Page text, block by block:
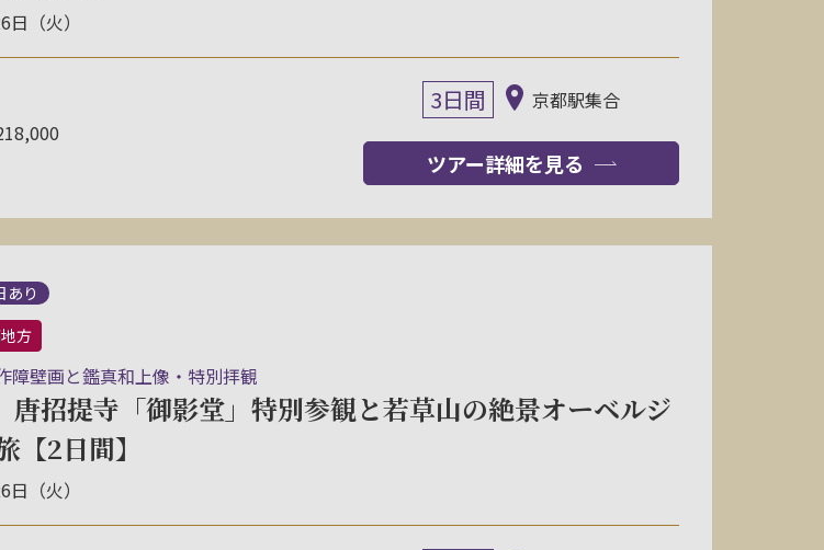
（火）
3日間 京都駅集合
ツアー詳細を見る
あり
方
障壁画と鑑真和上像・特別拝観
招提寺「御影堂」特別参観と若草山の絶景オーベルジ
【2日間】
（火）